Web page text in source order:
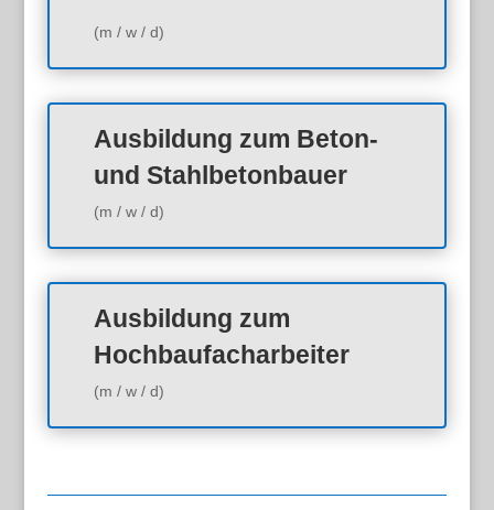
(m / w / d)
Ausbildung zum Beton-
und Stahlbetonbauer
(m / w / d)
Ausbildung zum
Hochbaufacharbeiter
(m / w / d)